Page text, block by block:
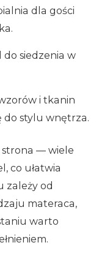
dla gości
siedzenia w
i tkanin
do stylu wnętrza.
strona — wiele
co ułatwia
zależy od
materaca,
warto